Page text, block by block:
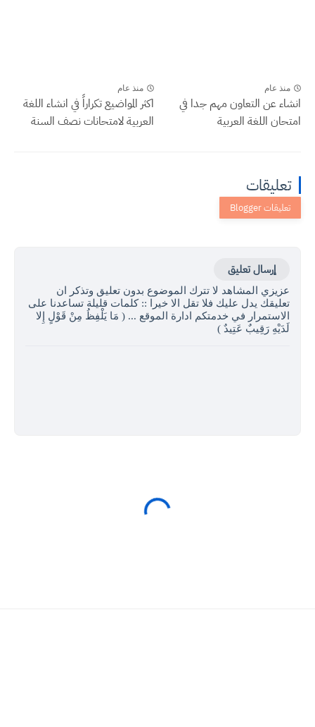
منذ عام
انشاء عن التعاون مهم جدا في
امتحان اللغة العربية
منذ عام
اكثر المواضيع تكراراً في انشاء اللغة
العربية لامتحانات نصف السنة
تعليقات
إرسال تعليق
عزيزي المشاهد لا تترك الموضوع بدون تعليق وتذكر ان
تعليقك يدل عليك فلا تقل الا خيرا :: كلمات قليلة تساعدنا على
الاستمرار في خدمتكم ادارة الموقع ... ( مَا يَلْفِظُ مِنْ قَوْلٍ إِلا
لَدَيْهِ رَقِيبٌ عَتِيدٌ )